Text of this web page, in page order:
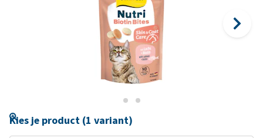
Kies je product (1 variant)